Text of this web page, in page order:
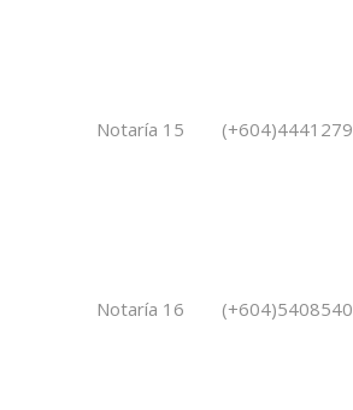
Notaría 15 (+604)4441279
Notaría 16 (+604)5408540